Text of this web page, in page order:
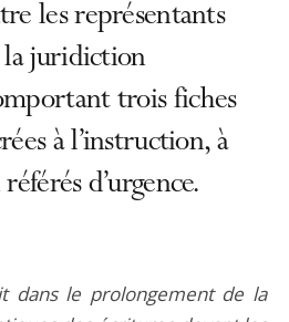
les représentants
la juridiction
trois fiches
à l’instruction, à
d’urgence.
dans le prolongement de la